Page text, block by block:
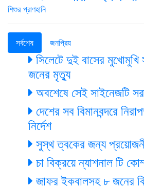
সর্বশেষ জনপ্রিয়
সিলেটে দুই বাসের মুখোমুখি
জনের মৃত্যু
অবশেষে সেই সাইনেজটি
দেশের সব বিমানবন্দরে
নির্দেশ
সুস্থ ত্বকের জন্য
চা বিক্রয়ে ন্যাশনাল টি
জাফর ইকবালসহ ৮ জনের